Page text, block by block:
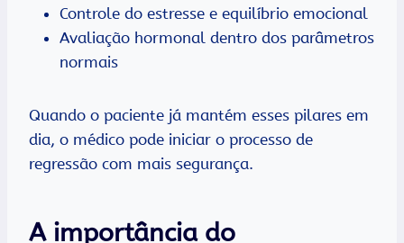
Controle do estresse e equilíbrio emocional
Avaliação hormonal dentro dos parâmetros
normais
Quando o paciente já mantém esses pilares em
dia, o médico pode iniciar o processo de
regressão com mais segurança.
A importância do